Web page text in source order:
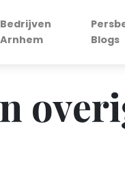
Bedrijven
Arnhem
Blogs